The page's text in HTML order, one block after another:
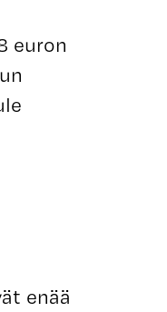
euron
enää